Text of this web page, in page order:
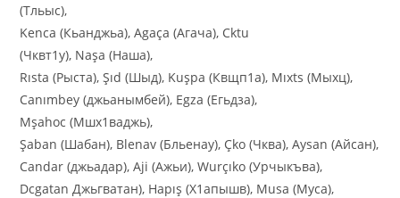
(Тльыс),
Kenca (Кьанджьа), Аgaça (Агача), Cktu
(Чквт1у), Naşa (Наша),
Rısta (Рыста), Şıd (Шыд), Kuşpa (Квщп1а), Mıxts (Мыхц),
Canımbey (джьанымбей), Egza (Егьдза),
Mşahoc (Mшх1ваджь),
Şaban (Шабан), Blenav (Бльенау), Çko (Чква), Aysan (Айсан),
Candar (джьадар), Аji (Ажьи), Wurçıko (Урчыкъва),
Dcgatan Джьгватан), Hapış (Х1апышв), Musa (Муса),